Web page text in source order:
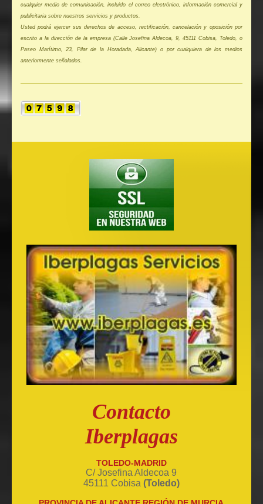
cualquier medio de comunicación, incluido el correo electrónico, información comercial y
publicitaria sobre nuestros servicios y productos.
Usted podrá ejercer sus derechos de acceso, rectificación, cancelación y oposición por
escrito a la dirección de la empresa (Calle Josefina Aldecoa, 9, 45111 Cobisa, Toledo, o
Paseo Marítimo, 23, Pilar de la Horadada, Alicante) o por cualquiera de los medios
anteriormente señalados.
Contacto
Iberplagas
TOLEDO-MADRID
C/ Josefina Aldecoa 9
45111 Cobisa (Toledo)